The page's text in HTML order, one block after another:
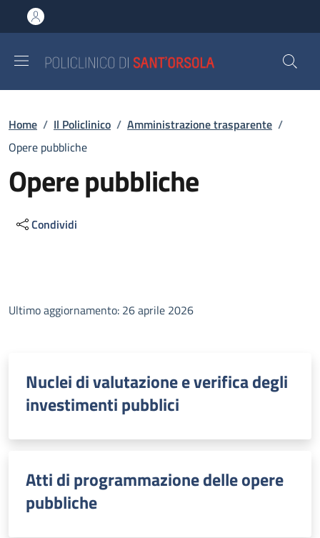
al contenuto principale
to footer content
Briciole di pane
Home / Il Policlinico / Amministrazione trasparente /
Opere pubbliche
Opere pubbliche
Condividi
Ultimo aggiornamento: 26 aprile 2026
Nuclei di valutazione e verifica degli
investimenti pubblici
Atti di programmazione delle opere
pubbliche